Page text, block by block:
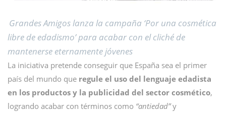
Grandes Amigos lanza la campaña ‘Por una cosmética
libre de edadismo’ para acabar con el cliché de
mantenerse eternamente jóvenes
La iniciativa pretende conseguir que España sea el primer
país del mundo que regule el uso del lenguaje edadista
en los productos y la publicidad del sector cosmético,
logrando acabar con términos como “antiedad”y